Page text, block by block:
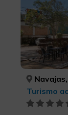
Navajas,